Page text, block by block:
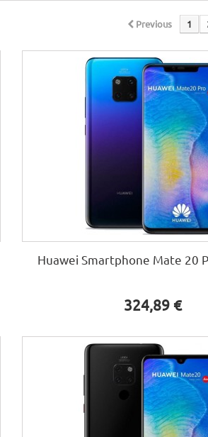
Previous 1
Huawei Smartphone Mate 20
324,89 €